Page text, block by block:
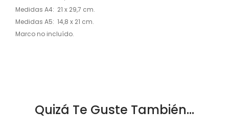
Medidas A4: 21 x 29,7 cm.
Medidas A5: 14,8 x 21 cm.
Marco no incluído.
Quizá Te Guste También...